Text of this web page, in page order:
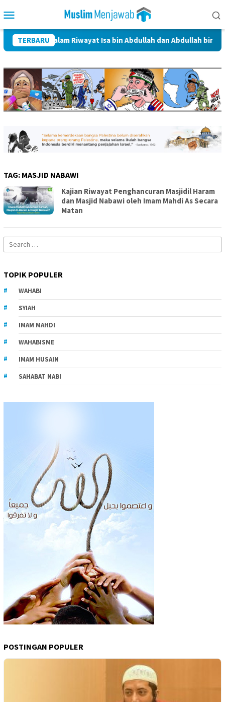
to
Menu
TERBARU
dalam Riwayat Isa bin Abdullah dan Abdullah bin Jafar
TAG: MASJID NABAWI
Kajian Riwayat Penghancuran Masjidil Haram
dan Masjid Nabawi oleh Imam Mahdi As Secara
Matan
Search
for:
TOPIK POPULER
WAHABI
SYIAH
IMAM MAHDI
WAHABISME
IMAM HUSAIN
SAHABAT NABI
POSTINGAN POPULER